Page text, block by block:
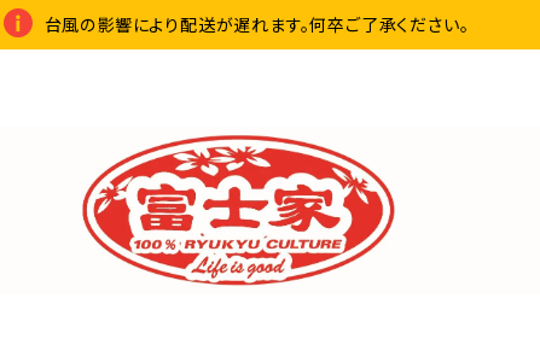
台風の影響により配送が遅れます。何卒ご了承ください。